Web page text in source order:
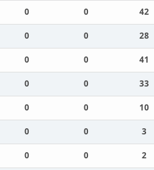
0 0
42
0 0
28
0 0
41
0 0
33
0 0
10
0 0
3
0 0
2